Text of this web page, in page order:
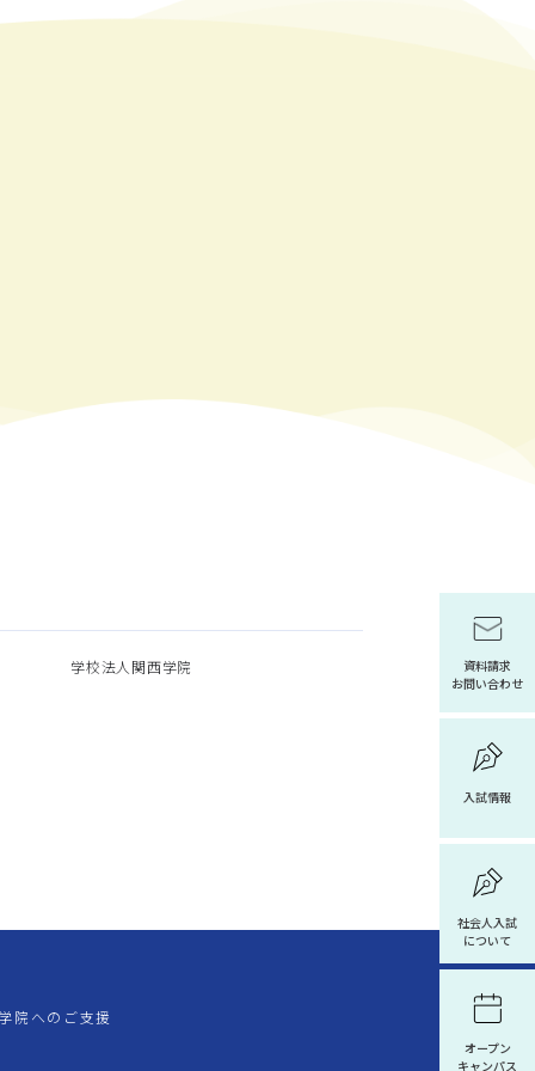
資料請求
お問い合わせ
入試情報
社会人入試
について
オープン
キャンパス
学校法人関西学院
院へのご支援